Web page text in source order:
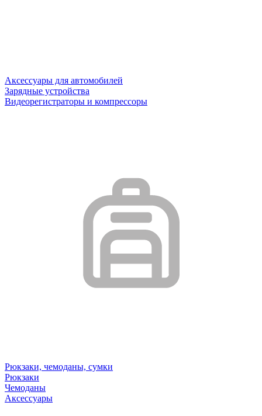
Аксессуары для автомобилей
Зарядные устройства
Видеорегистраторы и компрессоры
Рюкзаки, чемоданы, сумки
Рюкзаки
Чемоданы
Аксессуары